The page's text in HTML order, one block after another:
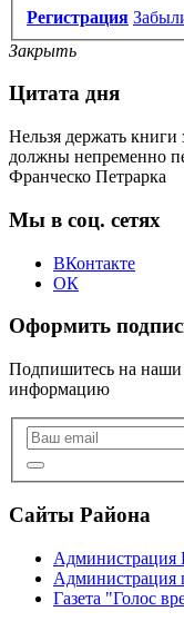
Регистрация
Закрыть
Цитата дня
Нельзя держать
должны непременно
Франческо Петрарка
Мы в соц. сетях
ВКонтакте
ОК
Оформить
Подпишитесь на наши
информацию
Сайты Района
Администрация
Администрация
Газета "Голос